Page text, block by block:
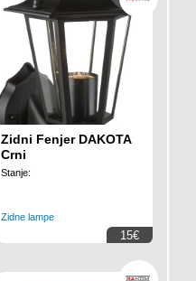
Zidni Fenjer DAKOTA
Crni
Stanje:
Zidne lampe
15€